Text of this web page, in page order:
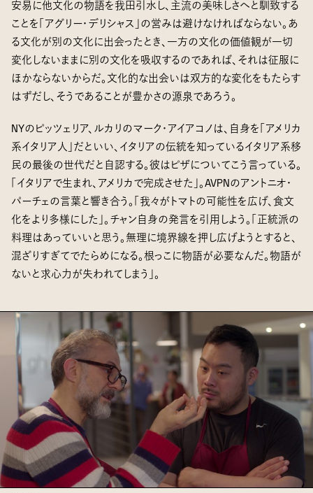
安易に他文化の物語を我田引水し、主流の美味しさへと馴致する
ことを「アグリー・デリシャス」の営みは避けなければならない。あ
る文化が別の文化に出会ったとき、一方の文化の価値観が一切
変化しないままに別の文化を吸収するのであれば、それは征服に
ほかならないからだ。文化的な出会いは双方的な変化をもたらす
はずだし、そうであることが豊かさの源泉であろう。
NYのピッツェリア、ルカリのマーク・アイアコノは、自身を「アメリカ
系イタリア人」だといい、イタリアの伝統を知っているイタリア系移
民の最後の世代だと自認する。彼はピザについてこう言っている。
「イタリアで生まれ、アメリカで完成させた」。AVPNのアントニオ・
パーチェの言葉と響き合う。「我々がトマトの可能性を広げ、食文
化をより多様にした」。チャン自身の発言を引用しよう。「正統派の
料理はあっていいと思う。無理に境界線を押し広げようとすると、
混ざりすぎてでたらめになる。根っこに物語が必要なんだ。物語が
ないと求心力が失われてしまう」。